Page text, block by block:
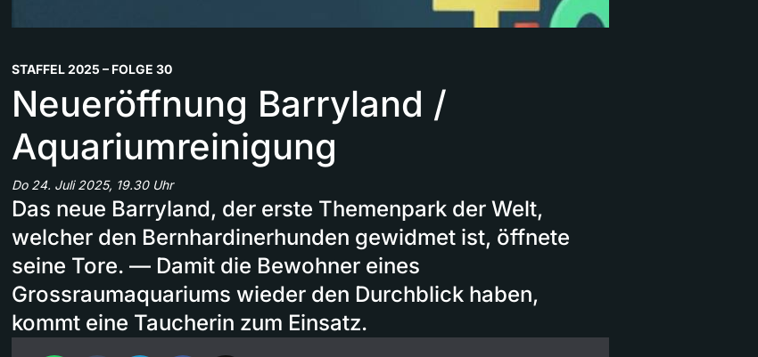
STAFFEL 2025 – FOLGE 30
Neueröffnung Barryland /
Aquariumreinigung
Do 24. Juli 2025, 19.30 Uhr
Das neue Barryland, der erste Themenpark der Welt,
welcher den Bernhardinerhunden gewidmet ist, öffnete
seine Tore. — Damit die Bewohner eines
Grossraumaquariums wieder den Durchblick haben,
kommt eine Taucherin zum Einsatz.